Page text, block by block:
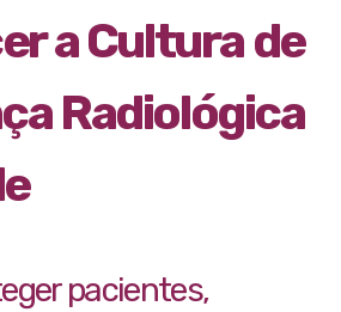
a Cultura de
Radiológica
pacientes,